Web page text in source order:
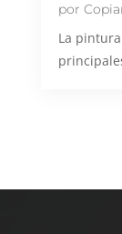
por
​La